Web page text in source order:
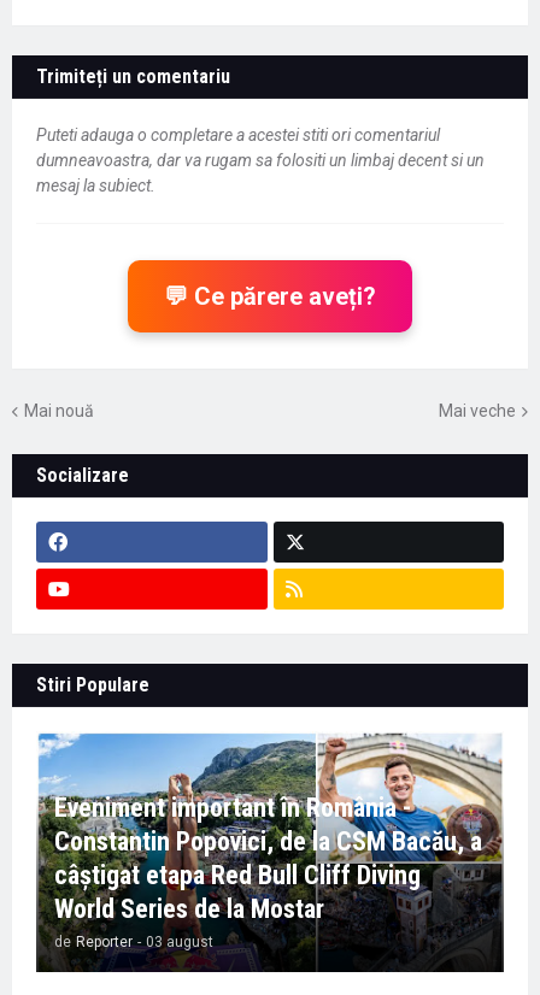
Trimiteți un comentariu
Puteti adauga o completare a acestei stiti ori comentariul
dumneavoastra, dar va rugam sa folositi un limbaj decent si un
mesaj la subiect.
💬 Ce părere aveți?
Mai nouă Mai veche
Socializare
Stiri Populare
Eveniment important în România -
Constantin Popovici, de la CSM Bacău, a
câștigat etapa Red Bull Cliff Diving
World Series de la Mostar
de Reporter - 03 august